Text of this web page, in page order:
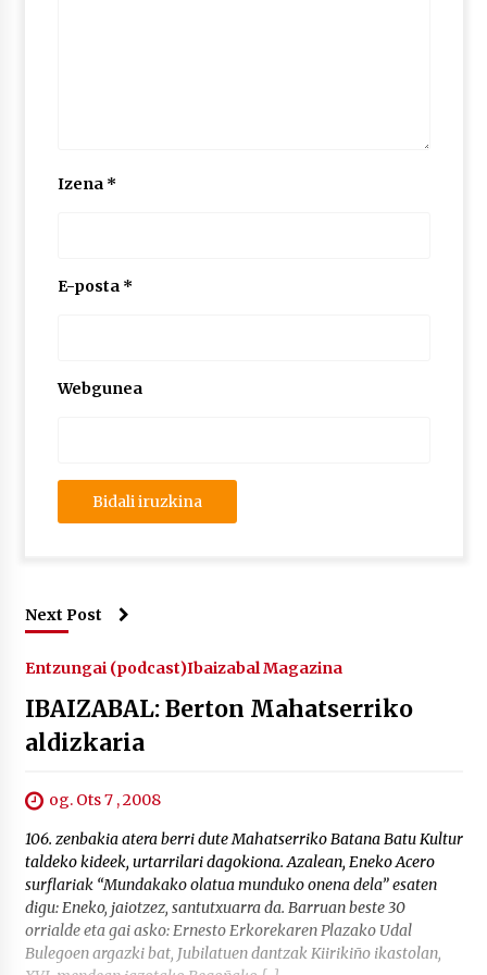
Izena *
E-posta *
Webgunea
Next Post
Entzungai (podcast)Ibaizabal Magazina
IBAIZABAL: Berton Mahatserriko
aldizkaria
og. Ots 7 , 2008
106. zenbakia atera berri dute Mahatserriko Batana Batu Kultur
taldeko kideek, urtarrilari dagokiona. Azalean, Eneko Acero
surflariak “Mundakako olatua munduko onena dela” esaten
digu: Eneko, jaiotzez, santutxuarra da. Barruan beste 30
orrialde eta gai asko: Ernesto Erkorekaren Plazako Udal
Bulegoen argazki bat, Jubilatuen dantzak Kiirikiño ikastolan,